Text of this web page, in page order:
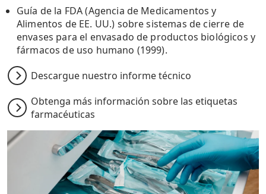
Guía de la FDA (Agencia de Medicamentos y
Alimentos de EE. UU.) sobre sistemas de cierre de
envases para el envasado de productos biológicos y
fármacos de uso humano (1999).
Descargue nuestro informe técnico
Obtenga más información sobre las etiquetas
farmacéuticas